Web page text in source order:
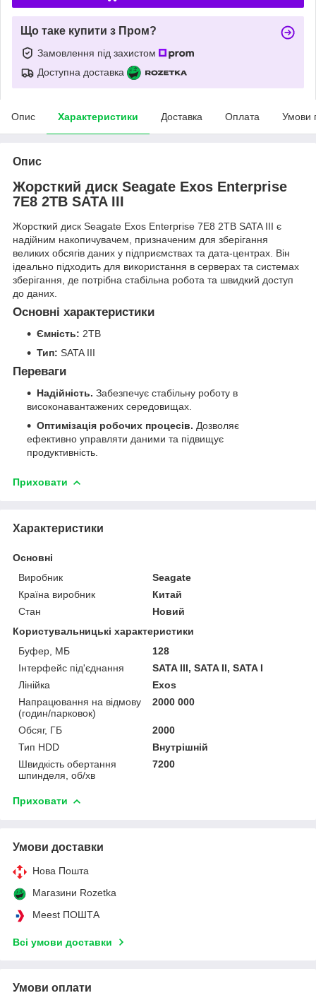
Що таке купити з Пром?
Замовлення під захистом
Доступна доставка
Опис Характеристики Доставка Оплата Умови
Опис
Жорсткий диск Seagate Exos Enterprise
7E8 2TB SATA III
Жорсткий диск Seagate Exos Enterprise 7E8 2TB SATA III є
надійним накопичувачем, призначеним для зберігання
великих обсягів даних у підприємствах та дата-центрах. Він
ідеально підходить для використання в серверах та системах
зберігання, де потрібна стабільна робота та швидкий доступ
до даних.
Основні характеристики
Ємність: 2TB
Тип: SATA III
Переваги
Надійність. Забезпечує стабільну роботу в
високонавантажених середовищах.
Оптимізація робочих процесів. Дозволяє
ефективно управляти даними та підвищує
продуктивність.
Приховати
Характеристики
Основні
Виробник
Seagate
Країна виробник
Китай
Стан
Новий
Користувальницькі характеристики
Буфер, МБ
128
Інтерфейс під'єднання
SATA III, SATA II, SATA I
Лінійка
Exos
Напрацювання на відмову
(годин/парковок)
2000 000
Обсяг, ГБ
2000
Тип HDD
Внутрішній
Швидкість обертання
шпинделя, об/хв
7200
Приховати
Умови доставки
Нова Пошта
Магазини Rozetka
Meest ПОШТА
Всі умови доставки
Умови оплати